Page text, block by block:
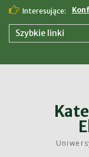
Skip
content
Interesujące:
Szybkie linki